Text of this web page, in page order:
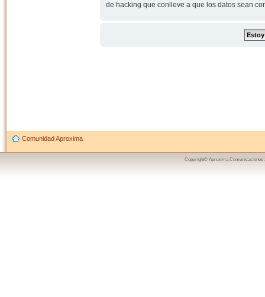
de hacking que conlleve a que los datos sean
Comunidad Aproxima
Copyright© Aproxima Comunicaciones